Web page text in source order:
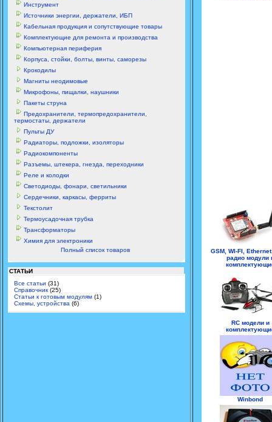
Инструмент
Источники энергии, держатели, ИБП
Кабельная продукция и сопутствующие товары
Комплектующие для ремонта и производства
Компьютерная периферия
Корпуса, стойки, болты, винты, саморезы
Крокодилы
Магниты неодимовые
Микрофоны, пищалки, наушники
Пакеты струна
Предохранители, термопредохранители,
термостаты, держатели
Пульты ДУ
Радиаторы, подложки, изоляторы
Радиокомпоненты
Разъемы, штекера, гнезда, переходники
Реле и колодки
Светодиоды, фонари, светильники
Сердечники, каркасы, ферриты
Текстолит
Термоусадочная трубка
Трансформаторы
Химия для электроники
Полный список товаров
СТАТЬИ
Все статьи (31)
Справочник (25)
Статьи к готовым модулям (1)
Схемы, устройства (6)
GSM, WI-FI,
радио модули
RC модели и
Winbond